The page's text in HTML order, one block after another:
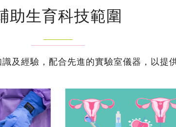
助生育科技範圍
及經驗，配合先進的實驗室儀器，以提